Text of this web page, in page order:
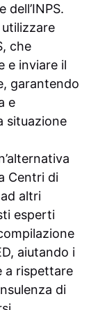
utilizzare
che
e inviare il
garantendo
e
situazione
Centri di
altri
esperti
aiutando i
a rispettare
di